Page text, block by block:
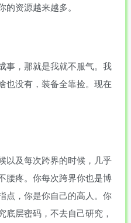
资源越来越多。
事，那就是我就不服气。我
也没有，装备全靠捡。现在
以及每次跨界的时候，几乎
腰疼。你每次跨界你也是博
点，你是你自己的高人。你
底层密码，不去自己研究，